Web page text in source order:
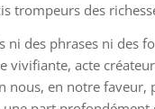
trompeurs des
ni des phrases ni des
vivifiante, acte
nous, en notre faveur,